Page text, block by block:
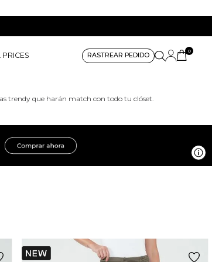
PRICES RASTREAR PEDIDO
0
trendy que harán match con todo tu clóset.